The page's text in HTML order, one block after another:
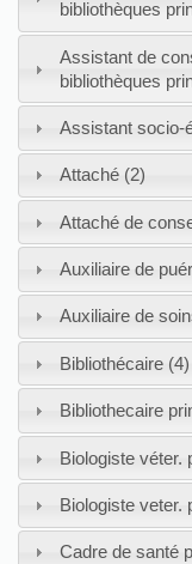
bibliothèques
Assistant de
bibliothèques
Assistant socio-
Attaché (2)
Attaché de
Auxiliaire de
Auxiliaire de
Bibliothécaire (4)
Bibliothecaire
Biologiste véter.
Biologiste veter.
Cadre de santé